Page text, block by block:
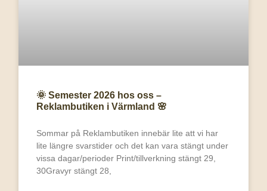
🌞 Semester 2026 hos oss –
Reklambutiken i Värmland 🌸
Sommar på Reklambutiken innebär lite att vi har
lite längre svarstider och det kan vara stängt under
vissa dagar/perioder Print/tillverkning stängt 29,
30Gravyr stängt 28,